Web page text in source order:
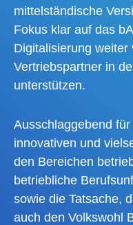
mittelständische
Fokus klar auf das
Digitalisierung
Vertriebspartner in
unterstützen.
Ausschlaggebend
innovativen und
den Bereichen
betriebliche
sowie die Tatsache,
auch den Volkswohl